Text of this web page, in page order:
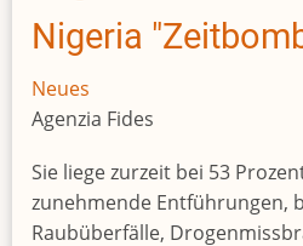
Nigeria
Neues
Agenzia Fides
Sie liege zurzeit bei 53
zunehmende Entführungen,
Raubüberfälle,